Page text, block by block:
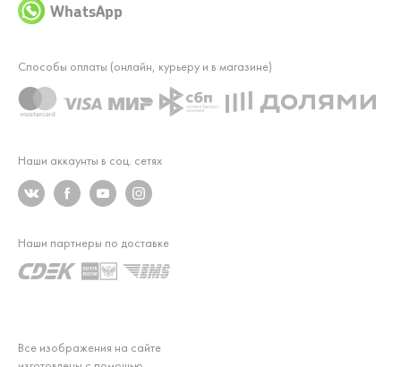
WhatsApp
Наши аккаунты в соц. сетях
Все изображения на сайте
Способы оплаты (онлайн, курьеру и в магазине)
Наши партнеры по доставке